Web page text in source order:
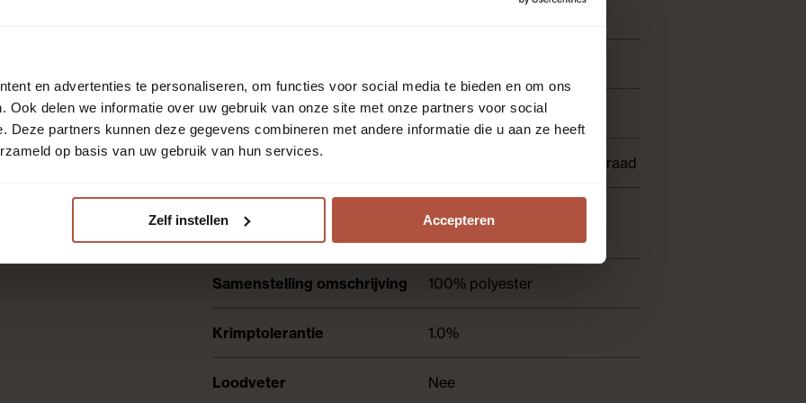
en advertenties te personaliseren, om functies voor social media te bieden en om ons
Ook delen we informatie over uw gebruik van onze site met onze partners voor social
Deze partners kunnen deze gegevens combineren met andere informatie die u aan ze heeft
op basis van uw gebruik van hun services.
Zelf instellen Accepteren
dan maak je het
Haag. Dit dikke gordijn
het daglicht. Deze
geschikt voor het maken van
Kleur stone 419
4-6 weken | Indien op voorraad
Populaire eigenschappen
Lichtdoorlatend, Staal
Samenstelling omschrijving 100% polyester
Krimptolerantie 1.0%
Loodveter Nee